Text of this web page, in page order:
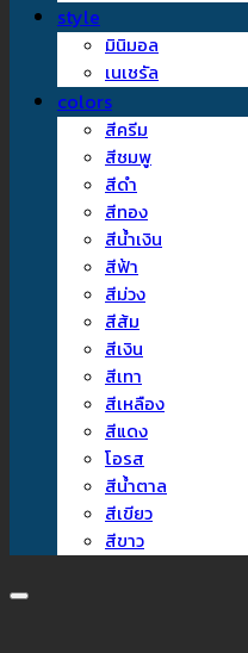
style
มินิมอล
เนเชรัล
colors
สีครีม
สีชมพู
สีดำ
สีทอง
สีน้ำเงิน
สีฟ้า
สีม่วง
สีส้ม
สีเงิน
สีเทา
สีเหลือง
สีแดง
โอรส
สีน้ำตาล
สีเขียว
สีขาว